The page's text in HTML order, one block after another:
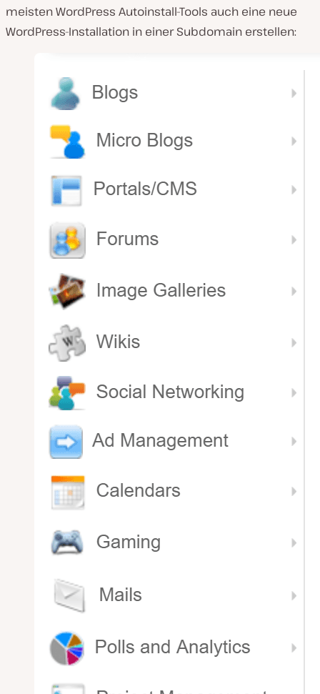
meisten WordPress Autoinstall-Tools auch eine neue
WordPress-Installation in einer Subdomain erstellen: